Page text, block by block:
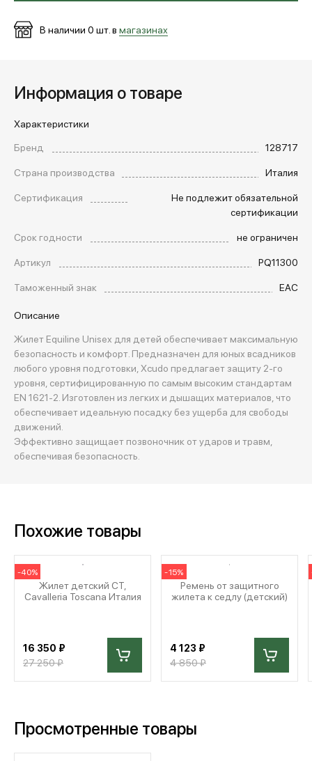
В наличии 0 шт. в магазинах
Информация о товаре
Характеристики
Бренд
128717
Страна производства
Италия
Сертификация
Не подлежит обязательной
сертификации
Срок годности
не ограничен
Артикул
PQ11300
Таможенный знак
EAC
Описание
Жилет Equiline Unisex для детей обеспечивает максимальную
безопасность и комфорт. Предназначен для юных всадников
любого уровня подготовки, Xcudo предлагает защиту 2-го
уровня, сертифицированную по самым высоким стандартам
EN 1621-2. Изготовлен из легких и дышащих материалов, что
обеспечивает идеальную посадку без ущерба для свободы
движений.
Эффективно защищает позвоночник от ударов и травм,
обеспечивая безопасность.
Похожие товары
-40%
Жилет детский CT,
Cavalleria Toscana Италия
16 350 ₽
27 250 ₽
-15%
Ремень от защитного
жилета к седлу (детский)
4 123 ₽
4 850 ₽
Просмотренные товары